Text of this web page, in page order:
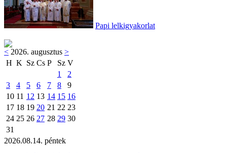
Papi lelkigyakorlat
< 2026. augusztus >
H K Sz Cs P Sz V
1
2
3
4 5 6 7 8
9
10 11 12 13 14 15 16
17 18 19 20 21 22 23
24 25 26 27 28 29 30
31
2026.08.14. péntek